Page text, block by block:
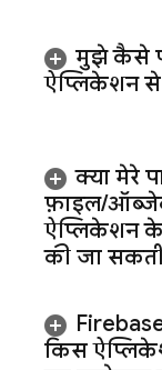
मुझे कैसे
ऐप्लिकेशन
क्या मेरे
फ़ाइल/
ऐप्लिकेशन के
की जा
किस